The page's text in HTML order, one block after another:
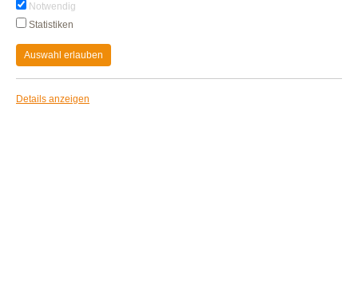
Notwendig
Statistiken
Auswahl erlauben
Details anzeigen